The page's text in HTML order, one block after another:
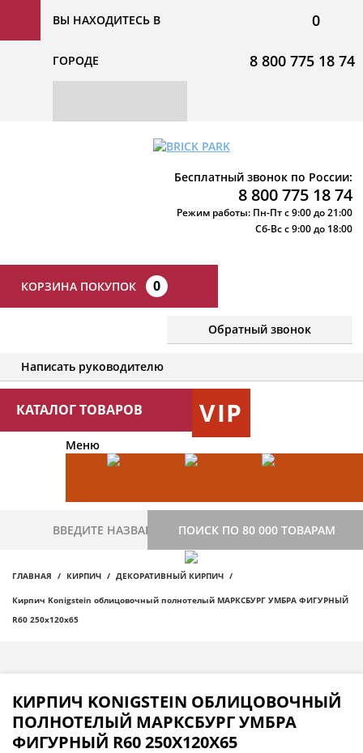
ВЫ НАХОДИТЕСЬ В
ГОРОДЕ
0
8 800 775 18 74
Бесплатный звонок по России:
8 800 775 18 74
Режим работы: Пн-Пт с 9:00 до 21:00
Сб-Вс с 9:00 до 18:00
КОРЗИНА ПОКУПОК 0
Обратный звонок
Написать руководителю
КАТАЛОГ ТОВАРОВ VIP
Меню
ПОИСК ПО 80 000 ТОВАРАМ
ГЛАВНАЯ КИРПИЧ ДЕКОРАТИВНЫЙ КИРПИЧ
Кирпич Konigstein облицовочный полнотелый МАРКСБУРГ УМБРА ФИГУРНЫЙ
R60 250х120х65
КИРПИЧ KONIGSTEIN ОБЛИЦОВОЧНЫЙ
ПОЛНОТЕЛЫЙ МАРКСБУРГ УМБРА
ФИГУРНЫЙ R60 250Х120Х65